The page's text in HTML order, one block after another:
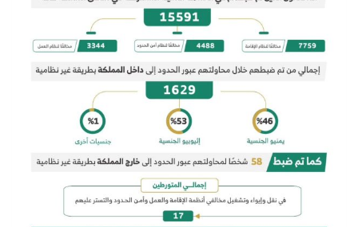
المحكمة العليا غدٍ الخميس هو المكمل لشهر رمضان